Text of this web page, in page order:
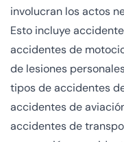
involucran los actos
Esto incluye
accidentes de
de lesiones
tipos de accidentes
accidentes de
accidentes de